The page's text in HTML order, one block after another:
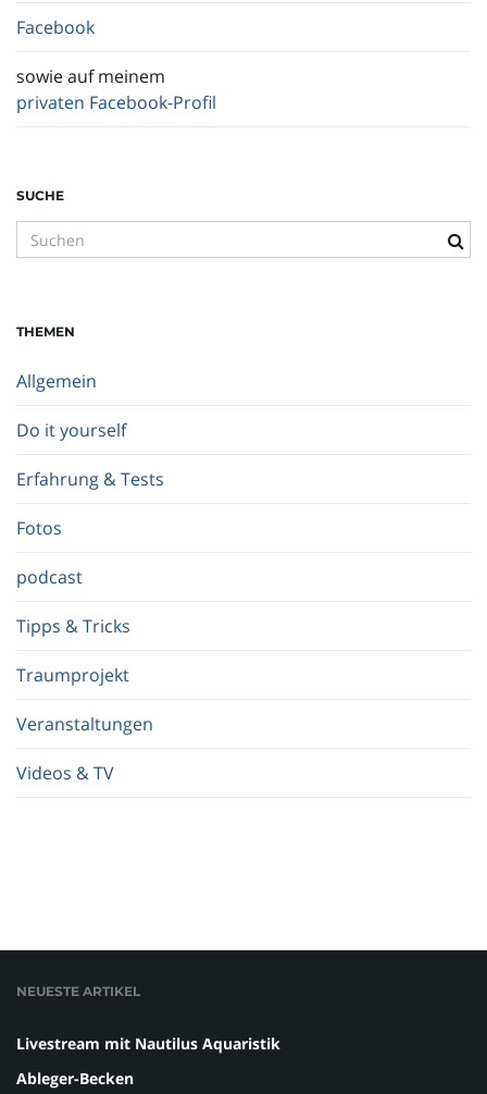
Facebook
sowie auf meinem
privaten Facebook-Profil
SUCHE
u
b
g
i
f
.
.
.
THEMEN
Allgemein
Do it yourself
Erfahrung & Tests
Fotos
podcast
Tipps & Tricks
Traumprojekt
Veranstaltungen
Videos & TV
NEUESTE ARTIKEL
Livestream mit Nautilus Aquaristik
Ableger-Becken